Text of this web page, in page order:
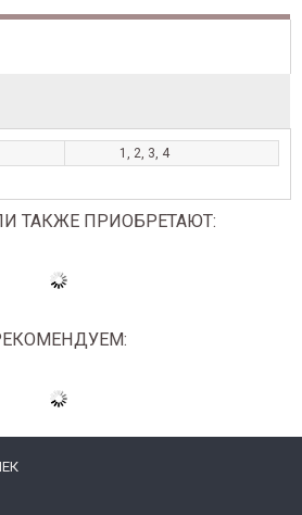
1, 2, 3, 4
ТАКЖЕ ПРИОБРЕТАЮТ: